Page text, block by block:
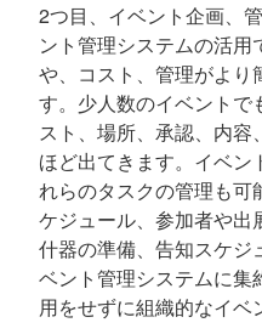
2つ目、イベント企画、
ント管理システムの活
や、コスト、管理がより
す。少人数のイベントで
スト、場所、承認、内
ほど出てきます。イベン
れらのタスクの管理も可
ケジュール、参加者や出
什器の準備、告知スケジ
ベント管理システムに集
用をせずに組織的なイベ